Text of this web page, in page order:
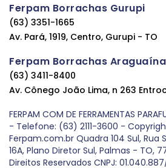
Ferpam Borrachas Gurupi
(63) 3351-1665
Av. Pará, 1919, Centro, Gurupi - TO
Ferpam Borrachas Araguaína
(63) 3411-8400
Av. Cônego João Lima, n 263
FERPAM COM DE FERRAMENTAS
- Telefone: (63) 2111-3600 -
Ferpam.com.br Quadra 104 Sul, Rua
16A, Plano Diretor Sul, Palmas - TO,
Direitos Reservados CNPJ: